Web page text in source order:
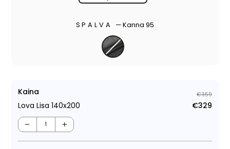
SPALVA —Kanna 95
Kaina
Lova Lisa 140x200
€359
€329
− +